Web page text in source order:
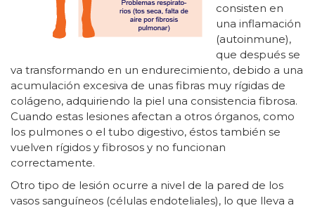
consisten en
una inflamación
(autoinmune),
que después se
va transformando en un endurecimiento, debido a una
acumulación excesiva de unas fibras muy rígidas de
colágeno, adquiriendo la piel una consistencia fibrosa.
Cuando estas lesiones afectan a otros órganos, como
los pulmones o el tubo digestivo, éstos también se
vuelven rígidos y fibrosos y no funcionan
correctamente.
Otro tipo de lesión ocurre a nivel de la pared de los
vasos sanguíneos (células endoteliales), lo que lleva a